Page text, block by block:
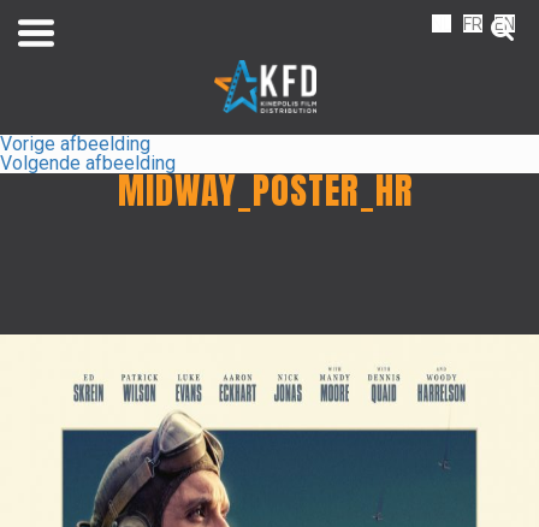
Home
FR EN
Vorige afbeelding
Volgende afbeelding
MIDWAY_POSTER_HR